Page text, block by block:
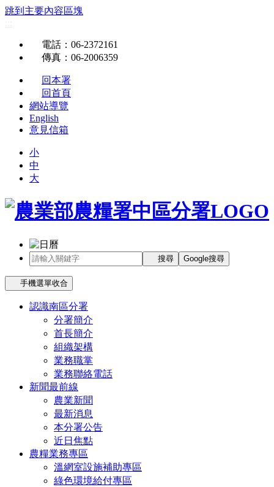
跳到主要內容區塊
電話 ：06-2372161
傳真 ：06-2006359
回本署
回首頁
網站導覽
English
意見信箱
小
中
大
搜尋 Google搜尋
手機選單收合
認識南區分署
分署簡介
首長簡介
組織架構
業務職掌
業務聯絡電話
新聞最前線
農業新聞
最新消息
本分署公告
近日焦點
農糧業務專區
溫網室設施補助專區
綠色環境給付專區